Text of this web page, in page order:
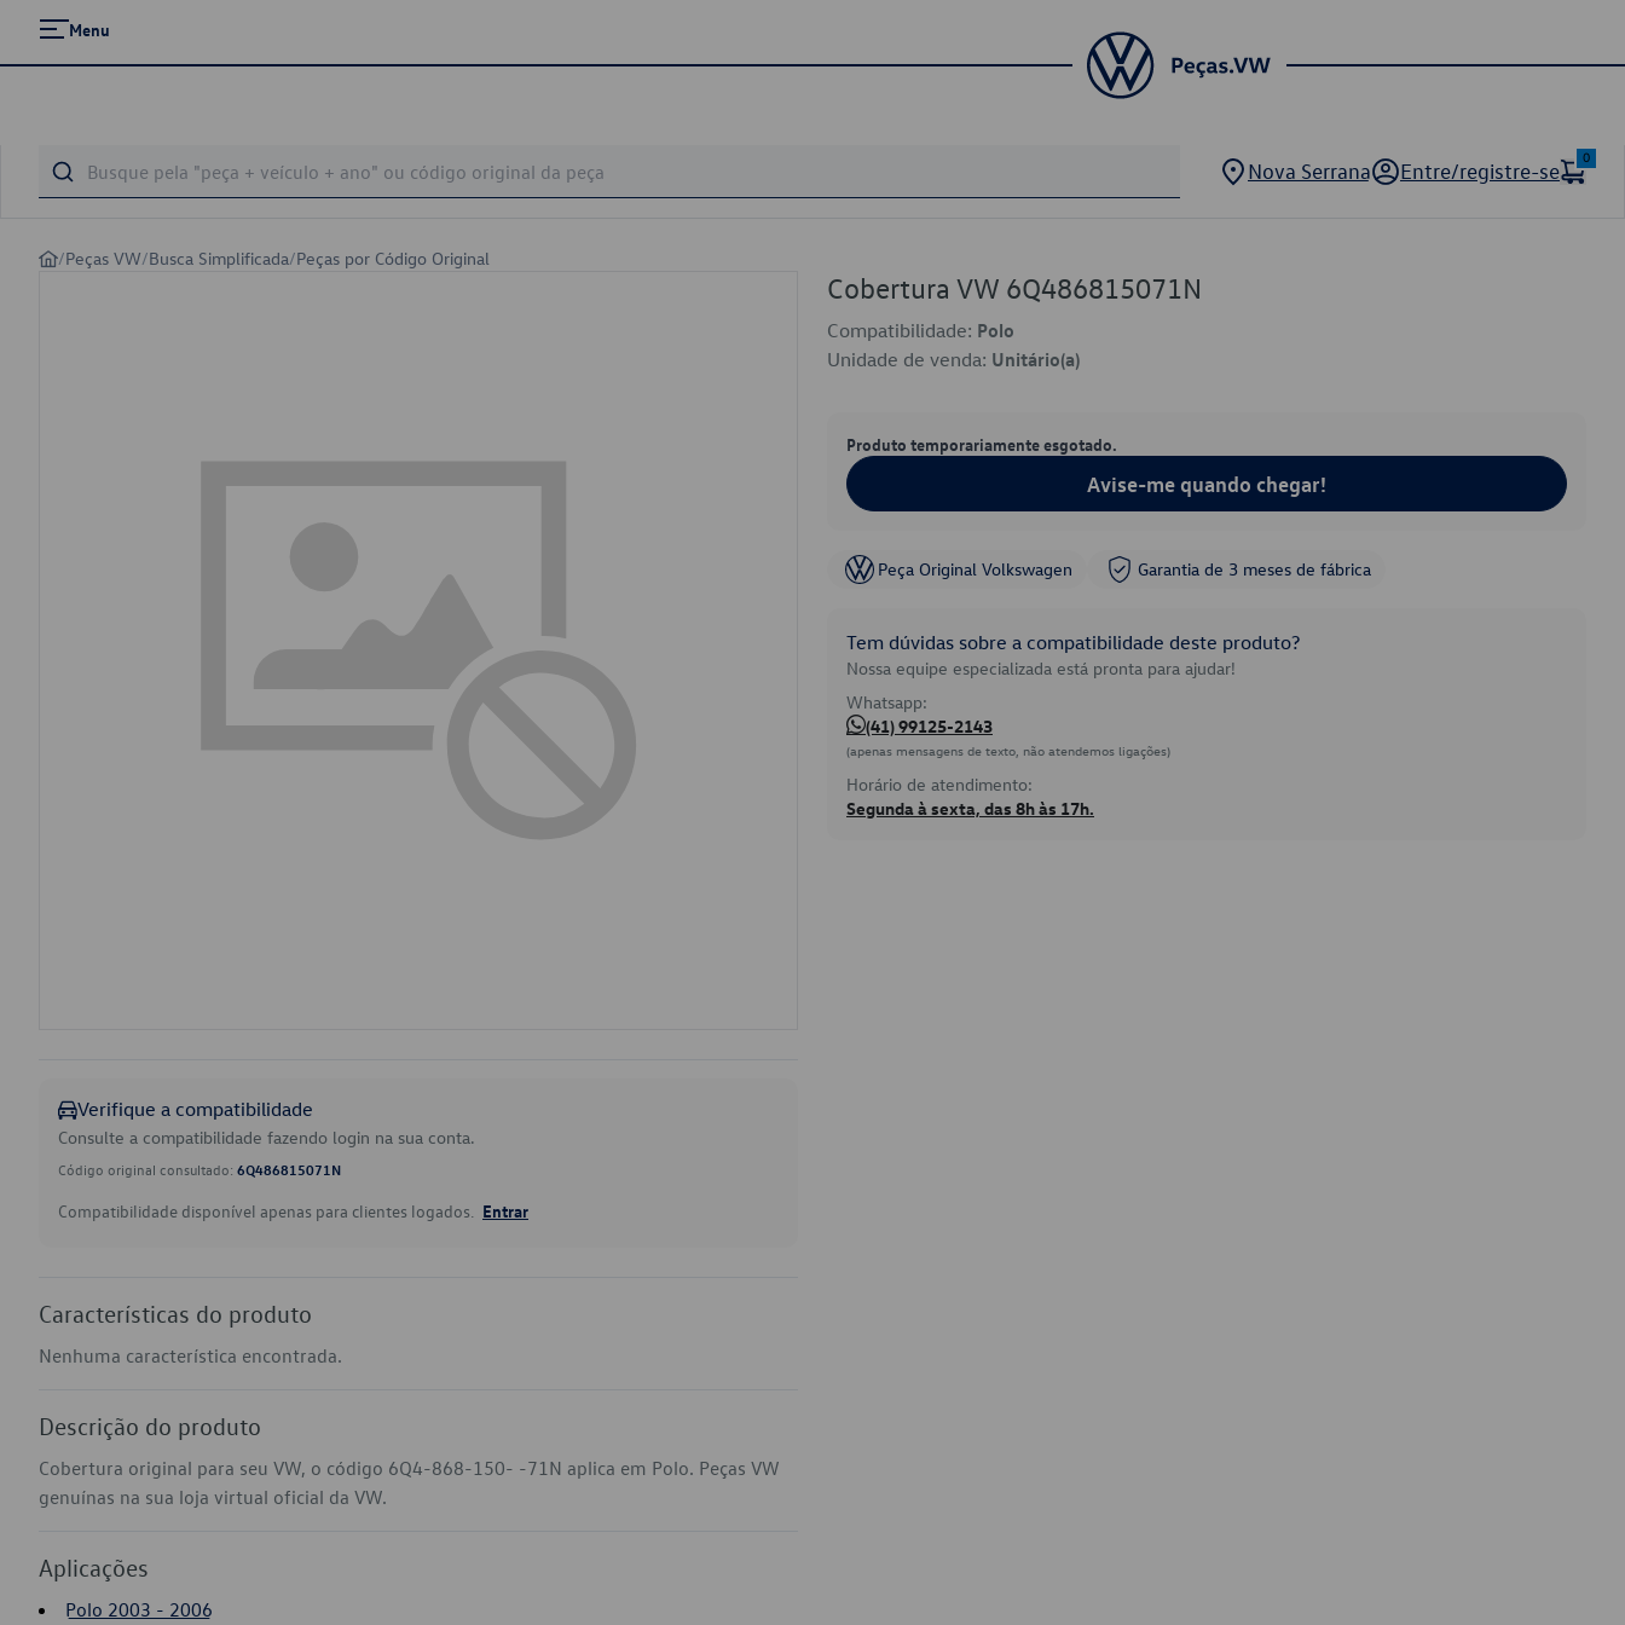
Menu
Nova Serrana Entre/registre-se
0
/Peças VW/Busca Simplificada/Peças por Código Original
Verifique a compatibilidade
Consulte a compatibilidade fazendo login na sua conta.
Código original consultado: 6Q486815071N
Compatibilidade disponível apenas para clientes logados. Entrar
Características do produto
Nenhuma característica encontrada.
Descrição do produto
Cobertura original para seu VW, o código 6Q4-868-150- -71N aplica em Polo. Peças VW
genuínas na sua loja virtual oficial da VW.
Aplicações
Polo 2003 - 2006
Cobertura VW 6Q486815071N
Compatibilidade: Polo
Unidade de venda: Unitário(a)
Produto temporariamente esgotado.
Avise-me quando chegar!
Peça Original Volkswagen Garantia de 3 meses de fábrica
Tem dúvidas sobre a compatibilidade deste produto?
Nossa equipe especializada está pronta para ajudar!
Whatsapp:
(41) 99125-2143
(apenas mensagens de texto, não atendemos ligações)
Horário de atendimento:
Segunda à sexta, das 8h às 17h.